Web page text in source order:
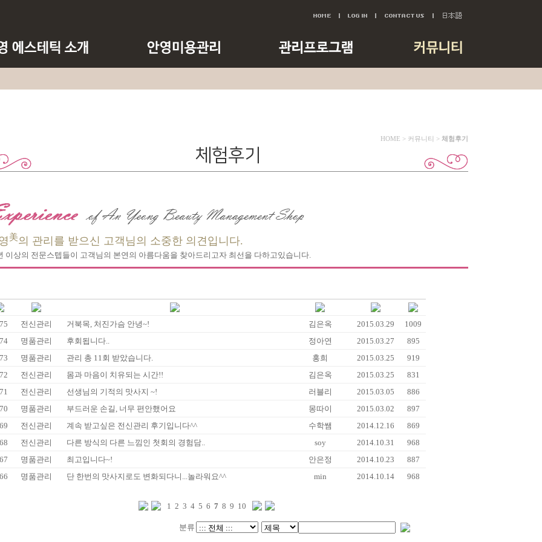
HOME > 커뮤니티 > 체험후기
체험후기
美의 관리를 받으신 고객님의 소중한 의견입니다.
이상의 전문스텝들이 고객님의 본연의 아름다움을 찾아드리고자 최선을 다하고있습니다.
전신관리 거북목, 처진가슴 안녕~! 김은옥 2015.03.29
1009
명품관리 후회됩니다.. 정아연 2015.03.27
895
명품관리 관리 총 11회 받았습니다. 홍희 2015.03.25
919
전신관리 몸과 마음이 치유되는 시간!! 김은옥 2015.03.25
831
전신관리 선생님의 기적의 맛사지 ~! 러블리 2015.03.05
886
명품관리 부드러운 손길, 너무 편안했어요 몽따이 2015.03.02
897
전신관리 계속 받고싶은 전신관리 후기입니다^^ 수학쌤 2014.12.16
869
전신관리 다른 방식의 다른 느낌인 첫회의 경험담.. soy 2014.10.31
968
명품관리 최고입니다~! 안은정 2014.10.23
887
명품관리 단 한번의 맛사지로도 변화되다니...놀라워요^^ min 2014.10.14 968
1 2 3 4 5 6 7 8 9 10
분류